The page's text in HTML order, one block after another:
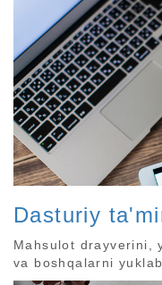
Dasturiy
Mahsulot drayverini,
va boshqalarni